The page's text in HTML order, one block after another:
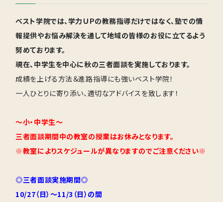
ベスト学院では、学力ＵＰの教務指導だけではなく、塾での情
報提供やお悩み解決を通して地域の皆様のお役に立てるよう
努めております。
現在、中学生を中心に秋の三者面談を実施しております。
成績を上げる方法＆進路指導にも強いベスト学院！
一人ひとりに寄り添い、適切なアドバイスを致します！
～小・中学生～
三者面談期間中の教室の授業はお休みとなります。
※教室によりスケジュールが異なりますのでご注意ください※
◎三者面談実施期間◎
10/27（日）～11/3（日）の間